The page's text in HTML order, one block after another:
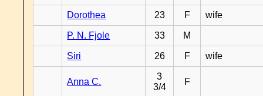
Dorothea 23 F wife
P. N. Fjole 33 M
Siri 26 F wife
Anna C.
3
3/4
F